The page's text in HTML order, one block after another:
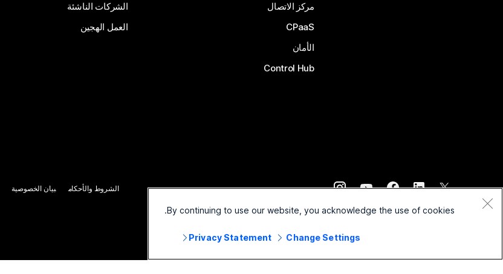
مركز الاتصال
CPaaS
الأمان
Control Hub
الشركات الناشئة
العمل الهجين
2026Cisco و/أو الشركات التابعة لها. جميع الحقوق محفوظة.
الشروط والأحكام بيان الخصوصية
By continuing to use our website, you acknowledge the use of cookies.
Privacy Statement Change Settings